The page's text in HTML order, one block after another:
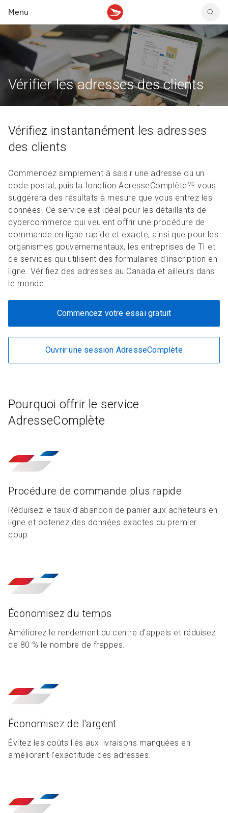
Menu
Faire un envoi au Canada
Expédier à l’étranger
Créer et gérer des envois
Ramassage, dépôt, livraison
Avis et état du système
Ressources et articles
Solutions de retour
Retours d’articles sans étiquette ni emballage
Intégration des solutions de retour
Options de retours
Solutions de publipostage
Solutions de données
Cibleur précis
Ressources et articles
Paiement et suivi
Expédition et livraison
Intégrer nos API
Ressources et articles
Fichiers confidentiels
Vérification d’identité
Services postaux
Facturation et factures
Timbres et machines à affranchir
Magasiner des fournitures
Vérifier les adresses des clients
Vérifiez instantanément les adresses
des clients
Commencez simplement à saisir une adresse ou un
code postal, puis la fonction AdresseComplète MC vous
suggérera des résultats à mesure que vous entrez les
données. Ce service est idéal pour les détaillants de
cybercommerce qui veulent offrir une procédure de
commande en ligne rapide et exacte, ainsi que pour les
organismes gouvernementaux, les entreprises de TI et
de services qui utilisent des formulaires d’inscription en
ligne. Vérifiez des adresses au Canada et ailleurs dans
le monde.
Commencez votre essai gratuit
Ouvrir une session AdresseComplète
Pourquoi offrir le service
AdresseComplète
Procédure de commande plus rapide
Réduisez le taux d’abandon de panier aux acheteurs en
ligne et obtenez des données exactes du premier
coup.
Économisez du temps
Améliorez le rendement du centre d’appels et réduisez
de 80 % le nombre de frappes.
Économisez de l'argent
Évitez les coûts liés aux livraisons manquées en
améliorant l’exactitude des adresses.